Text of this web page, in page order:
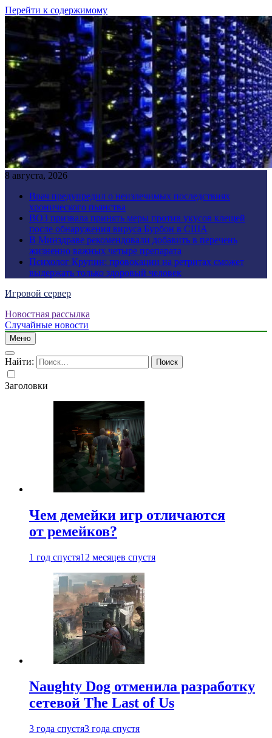
Перейти к содержимому
8 августа, 2026
Врач предупредил о неизлечимых последствиях
хронического пьянства
ВОЗ призвала принять меры против укусов клещей
после обнаружения вируса Бурбон в США
В Минздраве рекомендовали добавить в перечень
жизненно важных четыре препарата
Психолог Крупин: провокации на ретритах сможет
выдержать только здоровый человек
Игровой сервер
Новостная рассылка
Случайные новости
Меню
Найти:
Заголовки
Чем демейки игр отличаются
от ремейков?
1 год спустя12 месяцев спустя
Naughty Dog отменила разработку
сетевой The Last of Us
3 года спустя3 года спустя